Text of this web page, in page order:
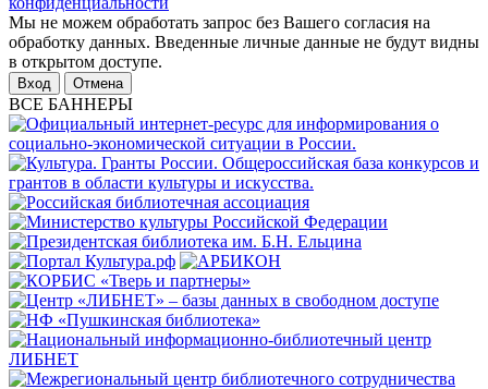
Мы не можем обработать запрос без Вашего согласия на
обработку данных. Введенные личные данные не будут видны
в открытом доступе.
Отмена
ВСЕ БАННЕРЫ